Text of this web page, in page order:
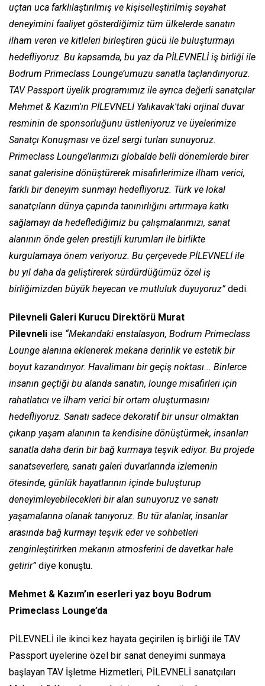
uçtan uca farklılaştırılmış ve kişiselleştirilmiş seyahat
deneyimini faaliyet gösterdiğimiz tüm ülkelerde sanatın
ilham veren ve kitleleri birleştiren gücü ile buluşturmayı
hedefliyoruz. Bu kapsamda, bu yaz da PİLEVNELİ iş birliği ile
Bodrum Primeclass Lounge’umuzu sanatla taçlandırıyoruz.
TAV Passport üyelik programımız ile ayrıca değerli sanatçılar
Mehmet & Kazım'ın PİLEVNELİ Yalıkavak'taki orjinal duvar
resminin de sponsorluğunu üstleniyoruz ve üyelerimize
Sanatçı Konuşması ve özel sergi turları sunuyoruz.
Primeclass Lounge’larımızı globalde belli dönemlerde birer
sanat galerisine dönüştürerek misafirlerimize ilham verici,
farklı bir deneyim sunmayı hedefliyoruz. Türk ve lokal
sanatçıların dünya çapında tanınırlığını artırmaya katkı
sağlamayı da hedeflediğimiz bu çalışmalarımızı, sanat
alanının önde gelen prestijli kurumları ile birlikte
kurgulamaya önem veriyoruz. Bu çerçevede PİLEVNELİ ile
bu yıl daha da geliştirerek sürdürdüğümüz özel iş
birliğimizden büyük heyecan ve mutluluk duyuyoruz”dedi.
Pilevneli Galeri Kurucu Direktörü Murat
Pilevneli ise “Mekandaki enstalasyon, Bodrum Primeclass
Lounge alanına eklenerek mekana derinlik ve estetik bir
boyut kazandırıyor. Havalimanı bir geçiş noktası... Binlerce
insanın geçtiği bu alanda sanatın, lounge misafirleri için
rahatlatıcı ve ilham verici bir ortam oluşturmasını
hedefliyoruz. Sanatı sadece dekoratif bir unsur olmaktan
çıkarıp yaşam alanının ta kendisine dönüştürmek, insanları
sanatla daha derin bir bağ kurmaya teşvik ediyor. Bu projede
sanatseverlere, sanatı galeri duvarlarında izlemenin
ötesinde, günlük hayatlarının içinde buluşturup
deneyimleyebilecekleri bir alan sunuyoruz ve sanatı
yaşamalarına olanak tanıyoruz. Bu tür alanlar, insanlar
arasında bağ kurmayı teşvik eder ve sohbetleri
zenginleştirirken mekanın atmosferini de davetkar hale
getirir”diye konuştu.
Mehmet & Kazım’ın eserleri yaz boyu Bodrum
Primeclass Lounge’da
PİLEVNELİ ile ikinci kez hayata geçirilen iş birliği ile TAV
Passport üyelerine özel bir sanat deneyimi sunmaya
başlayan TAV İşletme Hizmetleri, PİLEVNELİ sanatçıları